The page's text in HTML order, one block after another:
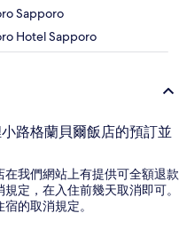
Sapporo
Hotel Sapporo
路格蘭貝爾飯店的預訂並
我們網站上有提供可全額退款
定，在入住前幾天取消即可。
的取消規定。